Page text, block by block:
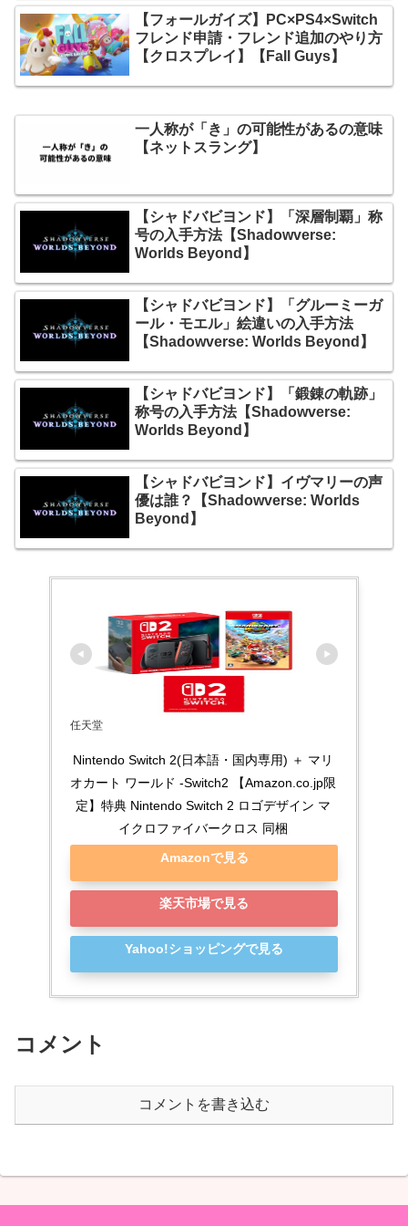
【フォールガイズ】PC×PS4×Switch
フレンド申請・フレンド追加のやり方
【クロスプレイ】【Fall Guys】
一人称が「き」の可能性があるの意味
【ネットスラング】
【シャドバビヨンド】「深層制覇」称
号の入手方法【Shadowverse:
Worlds Beyond】
【シャドバビヨンド】「グルーミーガ
ール・モエル」絵違いの入手方法
【Shadowverse: Worlds Beyond】
【シャドバビヨンド】「鍛錬の軌跡」
称号の入手方法【Shadowverse:
Worlds Beyond】
【シャドバビヨンド】イヴマリーの声
優は誰？【Shadowverse: Worlds
Beyond】
任天堂
Nintendo Switch 2(日本語・国内専用) ＋ マリ
オカート ワールド -Switch2 【Amazon.co.jp限
定】特典 Nintendo Switch 2 ロゴデザイン マ
イクロファイバークロス 同梱
Amazonで見る
楽天市場で見る
Yahoo!ショッピングで見る
コメント
コメントを書き込む